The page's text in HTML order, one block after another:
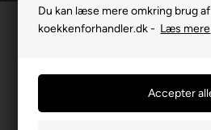
Du kan læse mere omkring brug
koekkenforhandler.dk - Læs mere
Filtrer produkter